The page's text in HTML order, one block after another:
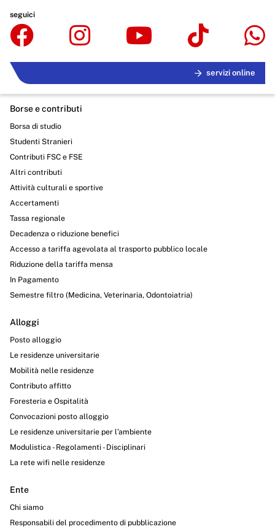
seguici
servizi online
Borse e contributi
Borsa di studio
Studenti Stranieri
Contributi FSC e FSE
Altri contributi
Attività culturali e sportive
Accertamenti
Tassa regionale
Decadenza o riduzione benefici
Accesso a tariffa agevolata al trasporto pubblico locale
Riduzione della tariffa mensa
In Pagamento
Semestre filtro (Medicina, Veterinaria, Odontoiatria)
Alloggi
Posto alloggio
Le residenze universitarie
Mobilità nelle residenze
Contributo affitto
Foresteria e Ospitalità
Convocazioni posto alloggio
Le residenze universitarie per l’ambiente
Modulistica - Regolamenti - Disciplinari
La rete wifi nelle residenze
Ente
Chi siamo
Responsabili del procedimento di pubblicazione